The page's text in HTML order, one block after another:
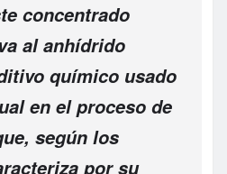
concentrado
al anhídrido
químico usado
en el proceso de
según los
por su